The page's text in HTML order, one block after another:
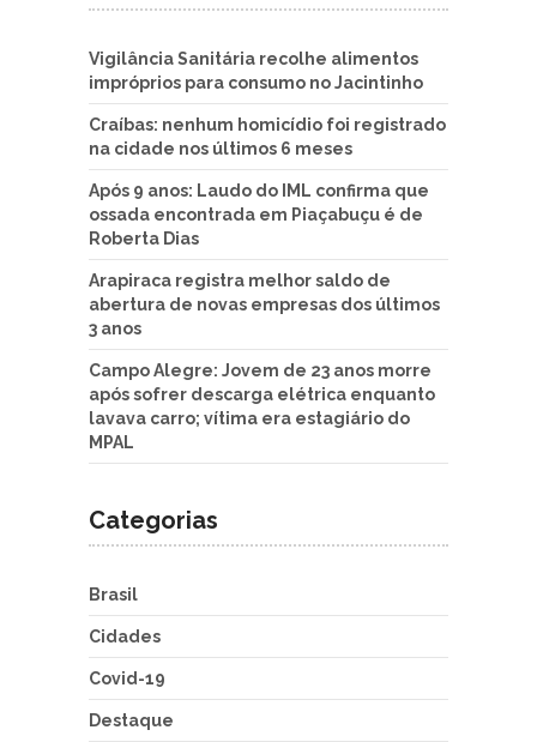
Vigilância Sanitária recolhe alimentos
impróprios para consumo no Jacintinho
Craíbas: nenhum homicídio foi registrado
na cidade nos últimos 6 meses
Após 9 anos: Laudo do IML confirma que
ossada encontrada em Piaçabuçu é de
Roberta Dias
Arapiraca registra melhor saldo de
abertura de novas empresas dos últimos
3 anos
Campo Alegre: Jovem de 23 anos morre
após sofrer descarga elétrica enquanto
lavava carro; vítima era estagiário do
MPAL
Categorias
Brasil
Cidades
Covid-19
Destaque